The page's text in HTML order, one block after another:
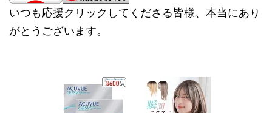
いつも応援クリックしてくださる皆様、本当にあり
がとうございます。